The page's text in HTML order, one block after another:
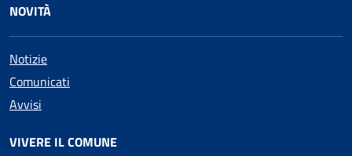
NOVITÀ
Notizie
Comunicati
Avvisi
VIVERE IL COMUNE